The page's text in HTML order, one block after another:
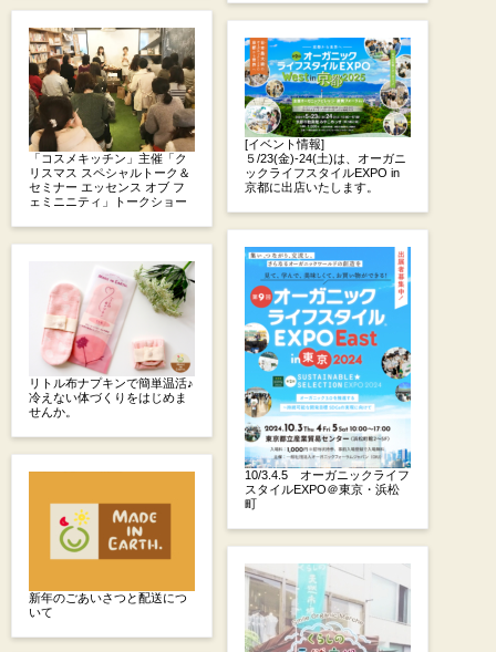
「コスメキッチン」主催「ク
リスマス スペシャルトーク＆
セミナー エッセンス オブ フ
ェミニニティ」トークショー
リトル布ナプキンで簡単温活♪
冷えない体づくりをはじめま
せんか。
新年のごあいさつと配送につ
いて
[イベント情報]
５/23(金)-24(土)は、オーガニ
ックライフスタイルEXPO in
京都に出店いたします。
10/3.4.5 オーガニックライフ
スタイルEXPO＠東京・浜松
町